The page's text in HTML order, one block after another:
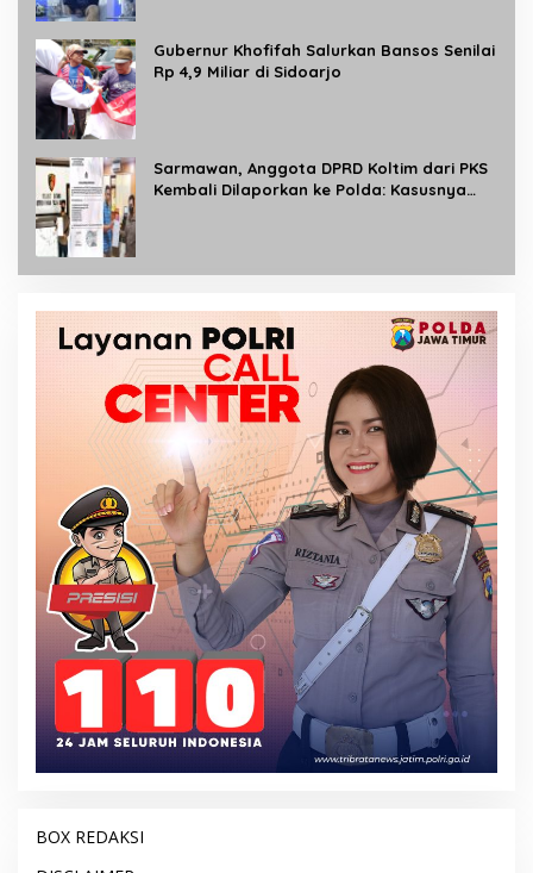
Gubernur Khofifah Salurkan Bansos Senilai
Rp 4,9 Miliar di Sidoarjo
Sarmawan, Anggota DPRD Koltim dari PKS
Kembali Dilaporkan ke Polda: Kasusnya
BOX REDAKSI